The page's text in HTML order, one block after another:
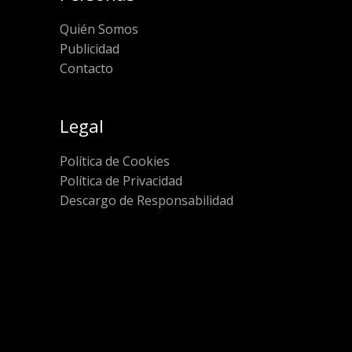
Quién Somos
Publicidad
Contacto
Legal
Política de Cookies
Política de Privacidad
Descargo de Responsabilidad